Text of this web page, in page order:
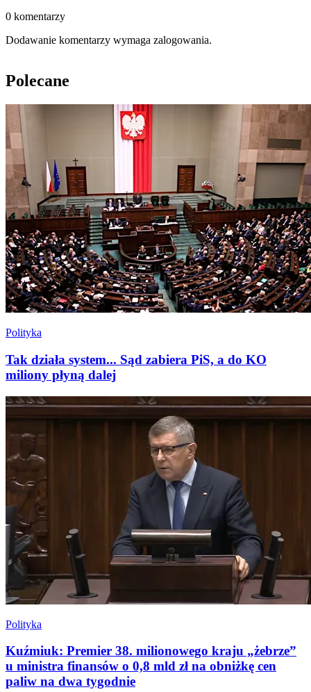
0 komentarzy
Dodawanie komentarzy wymaga zalogowania.
Polecane
Polityka
Tak działa system... Sąd zabiera PiS, a do KO
miliony płyną dalej
Polityka
Kuźmiuk: Premier 38. milionowego kraju „żebrze”
u ministra finansów o 0,8 mld zł na obniżkę cen
paliw na dwa tygodnie